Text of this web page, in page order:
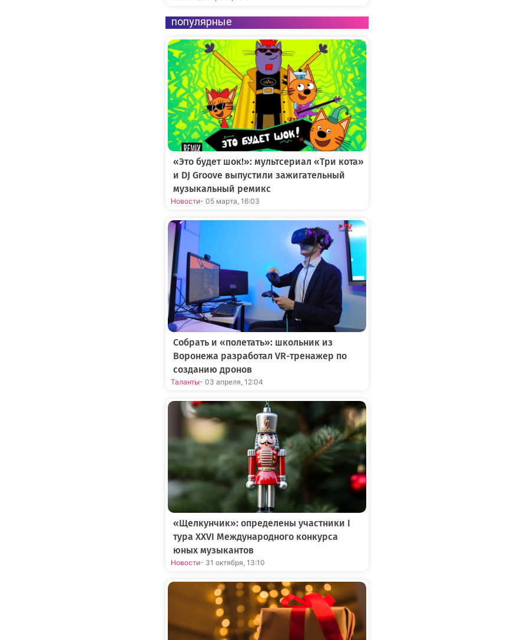
популярные
«Это будет шок!»: мультсериал «Три кота»
и DJ Groove выпустили зажигательный
музыкальный ремикс
Новости- 05 марта, 16:03
Собрать и «полетать»: школьник из
Воронежа разработал VR-тренажер по
созданию дронов
Таланты- 03 апреля, 12:04
«Щелкунчик»: определены участники I
тура XXVI Международного конкурса
юных музыкантов
Новости- 31 октября, 13:10